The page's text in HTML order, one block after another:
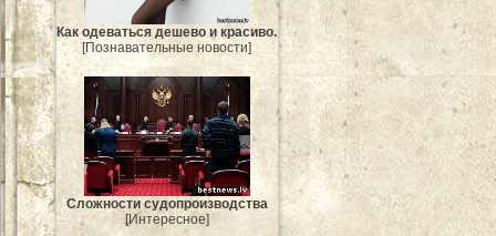
Как одеваться дешево и красиво.
[Познавательные новости]
Сложности судопроизводства
[Интересное]